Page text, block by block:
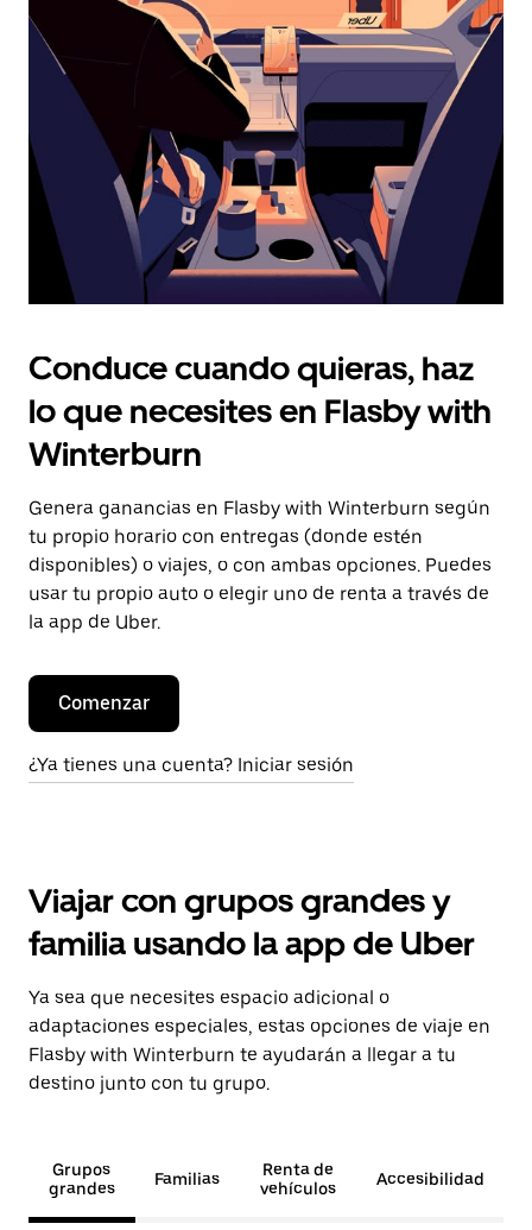
Presiona
la
tecla Esc
para
calendario.
Conduce cuando quieras, haz
lo que necesites en Flasby with
Winterburn
Genera ganancias en Flasby with Winterburn según
tu propio horario con entregas (donde estén
disponibles) o viajes, o con ambas opciones. Puedes
usar tu propio auto o elegir uno de renta a través de
la app de Uber.
Comenzar
¿Ya tienes una cuenta? Iniciar sesión
Viajar con grupos grandes y
familia usando la app de Uber
Ya sea que necesites espacio adicional o
adaptaciones especiales, estas opciones de viaje en
Flasby with Winterburn te ayudarán a llegar a tu
destino junto con tu grupo.
Grupos
grandes
Familias
Renta de
vehículos
Accesibilidad